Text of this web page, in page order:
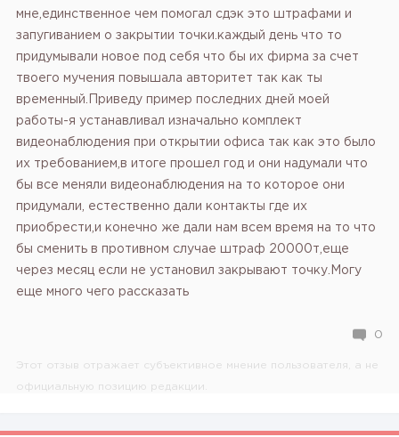
мне,единственное чем помогал сдэк это штрафами и
запугиванием о закрытии точки.каждый день что то
придумывали новое под себя что бы их фирма за счет
твоего мучения повышала авторитет так как ты
временный.Приведу пример последних дней моей
работы-я устанавливал изначально комплект
видеонаблюдения при открытии офиса так как это было
их требованием,в итоге прошел год и они надумали что
бы все меняли видеонаблюдения на то которое они
придумали, естественно дали контакты где их
приобрести,и конечно же дали нам всем время на то что
бы сменить в противном случае штраф 20000т,еще
через месяц если не установил закрывают точку.Могу
еще много чего рассказать
0
Этот отзыв отражает субъективное мнение пользователя, а не
официальную позицию редакции.